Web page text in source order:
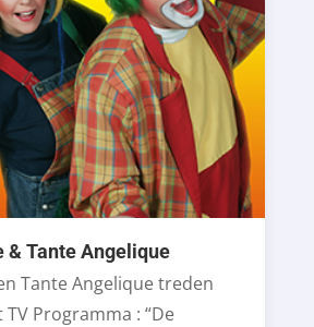
& Tante Angelique
Tante Angelique treden
Programma : “De